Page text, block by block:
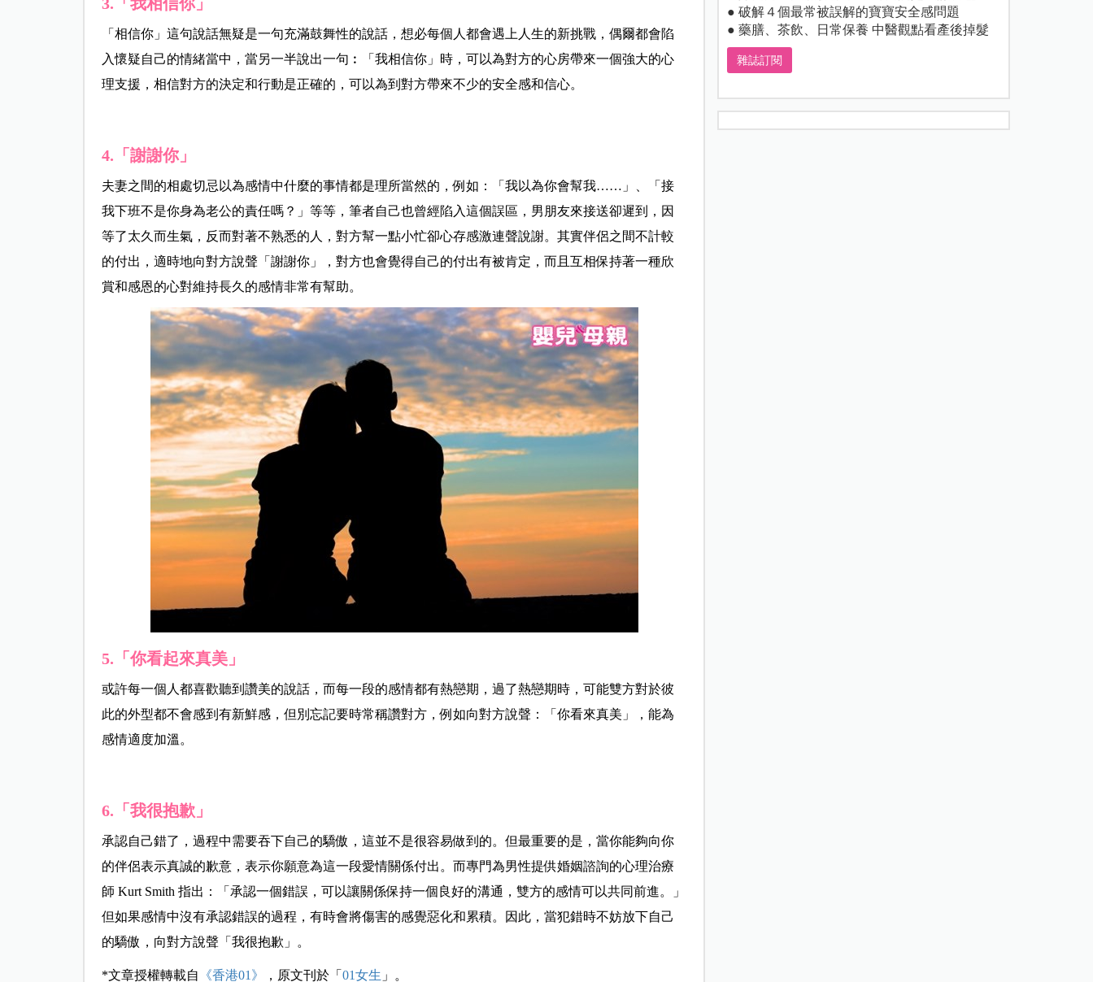
「相信你」這句說話無疑是一句充滿鼓舞性的說話，想必每個人都會遇上人生的新挑戰，偶爾都會陷
入懷疑自己的情緒當中，當另一半說出一句︰「我相信你」時，可以為對方的心房帶來一個強大的心
理支援，相信對方的決定和行動是正確的，可以為到對方帶來不少的安全感和信心。
4.「謝謝你」
夫妻之間的相處切忌以為感情中什麼的事情都是理所當然的，例如：「我以為你會幫我……」、「接
我下班不是你身為老公的責任嗎？」等等，筆者自己也曾經陷入這個誤區，男朋友來接送卻遲到，因
等了太久而生氣，反而對著不熟悉的人，對方幫一點小忙卻心存感激連聲說謝。其實伴侶之間不計較
的付出，適時地向對方說聲「謝謝你」，對方也會覺得自己的付出有被肯定，而且互相保持著一種欣
賞和感恩的心對維持長久的感情非常有幫助。
5.「你看起來真美」
或許每一個人都喜歡聽到讚美的說話，而每一段的感情都有熱戀期，過了熱戀期時，可能雙方對於彼
此的外型都不會感到有新鮮感，但別忘記要時常稱讚對方，例如向對方說聲：「你看來真美」，能為
感情適度加溫。
6.「我很抱歉」
承認自己錯了，過程中需要吞下自己的驕傲，這並不是很容易做到的。但最重要的是，當你能夠向你
的伴侶表示真誠的歉意，表示你願意為這一段愛情關係付出。而專門為男性提供婚姻諮詢的心理治療
師 Kurt Smith 指出：「承認一個錯誤，可以讓關係保持一個良好的溝通，雙方的感情可以共同前進。」
但如果感情中沒有承認錯誤的過程，有時會將傷害的感覺惡化和累積。因此，當犯錯時不妨放下自己
的驕傲，向對方說聲「我很抱歉」。
*文章授權轉載自 《香港01》 ，原文刊於「 01女生 」。
● 破解４個最常被誤解的寶寶安全感問題
● 藥膳、茶飲、日常保養 中醫觀點看產後掉髮
雜誌訂閱